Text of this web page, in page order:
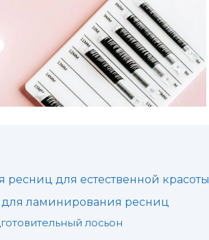
для естественной красоты
ламинирования ресниц
лосьон